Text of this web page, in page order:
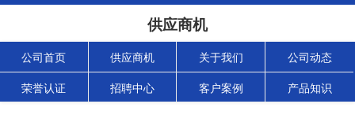
供应商机
公司首页 供应商机 关于我们 公司动态
荣誉认证 招聘中心 客户案例 产品知识